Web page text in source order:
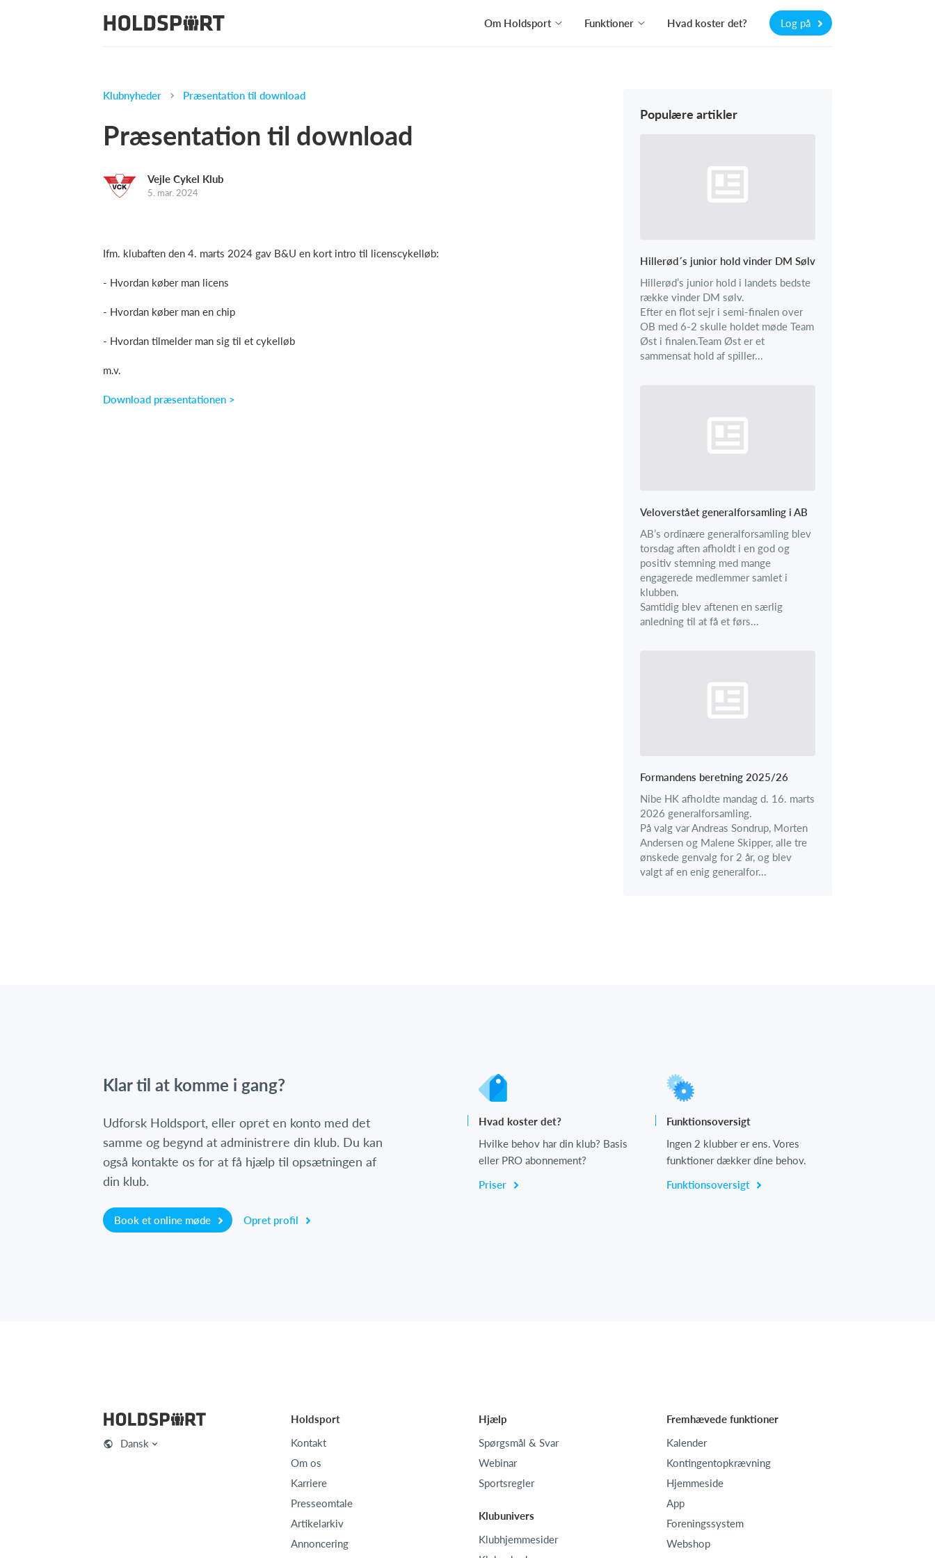
Om Holdsport Funktioner Hvad koster det? Log på
Klubnyheder Præsentation til download
Præsentation til download
Vejle Cykel Klub
5. mar. 2024
Ifm. klubaften den 4. marts 2024 gav B&U en kort intro til licenscykelløb:
- Hvordan køber man licens
- Hvordan køber man en chip
- Hvordan tilmelder man sig til et cykelløb
m.v.
Download præsentationen >
Populære artikler
Hillerød´s junior hold vinder DM Sølv
Hillerød’s junior hold i landets bedste
række vinder DM sølv.
Efter en flot sejr i semi-finalen over
OB med 6-2 skulle holdet møde Team
Øst i finalen.Team Øst er et
sammensat hold af spiller...
Veloverstået generalforsamling i AB
AB’s ordinære generalforsamling blev
torsdag aften afholdt i en god og
positiv stemning med mange
engagerede medlemmer samlet i
klubben.
Samtidig blev aftenen en særlig
anledning til at få et førs...
Formandens beretning 2025/26
Nibe HK afholdte mandag d. 16. marts
2026 generalforsamling.
På valg var Andreas Sondrup, Morten
Andersen og Malene Skipper, alle tre
ønskede genvalg for 2 år, og blev
valgt af en enig generalfor...
Klar til at komme i gang?
Udforsk Holdsport, eller opret en konto med det
samme og begynd at administrere din klub. Du kan
også kontakte os for at få hjælp til opsætningen af
din klub.
Book et online møde Opret profil
Hvad koster det?
Hvilke behov har din klub? Basis
eller PRO abonnement?
Priser
Funktionsoversigt
Ingen 2 klubber er ens. Vores
funktioner dækker dine behov.
Funktionsoversigt
Dansk
Holdsport
Kontakt
Om os
Karriere
Presseomtale
Artikelarkiv
Annoncering
Hjælp
Spørgsmål & Svar
Webinar
Sportsregler
Klubunivers
Klubhjemmesider
Fremhævede funktioner
Kalender
Kontingentopkrævning
Hjemmeside
App
Foreningssystem
Webshop